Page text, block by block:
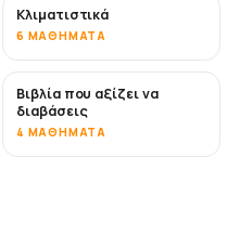
ΣΎΝΤΟΜΑ
Κλιματιστικά
6 ΜΑΘΉΜΑΤΑ
ΣΎΝΤΟΜΑ
Βιβλία που αξίζει να
διαβάσεις
4 ΜΑΘΉΜΑΤΑ